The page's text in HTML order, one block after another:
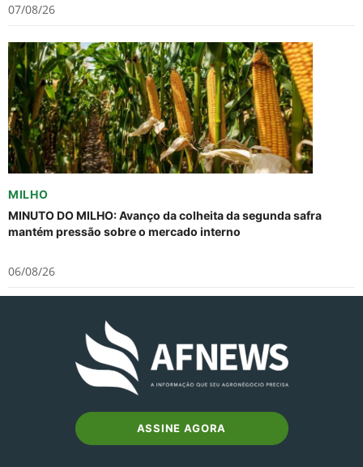
07/08/26
MILHO
MINUTO DO MILHO: Avanço da colheita da segunda safra
mantém pressão sobre o mercado interno
06/08/26
ASSINE AGORA